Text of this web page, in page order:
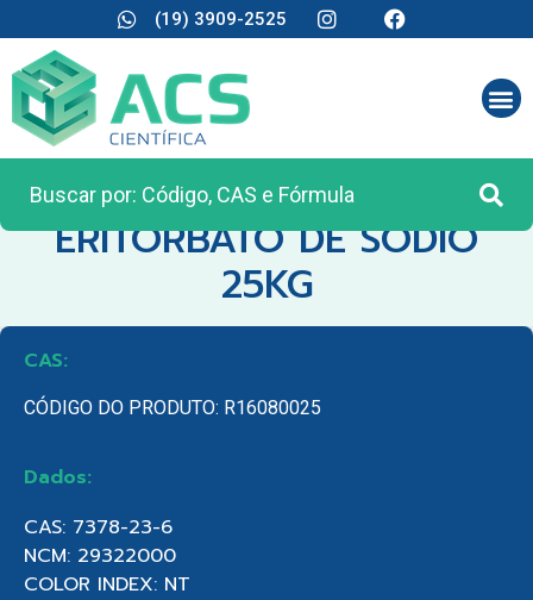
(19) 3909-2525
CATEGORIA: MATÉRIA PRIMA
ERITORBATO DE SODIO
25KG
CAS:
CÓDIGO DO PRODUTO: R16080025
Dados:
CAS: 7378-23-6
NCM: 29322000
COLOR INDEX: NT